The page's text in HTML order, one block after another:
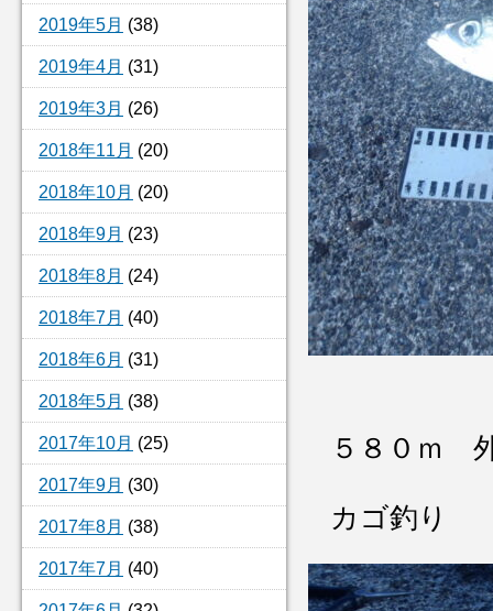
2019年5月 (38)
2019年4月 (31)
2019年3月 (26)
2018年11月 (20)
2018年10月 (20)
2018年9月 (23)
2018年8月 (24)
2018年7月 (40)
2018年6月 (31)
2018年5月 (38)
2017年10月 (25)
2017年9月 (30)
2017年8月 (38)
2017年7月 (40)
５８０ｍ
カゴ釣り